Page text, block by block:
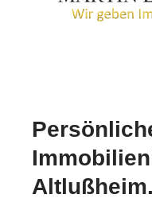
Altlußheim.